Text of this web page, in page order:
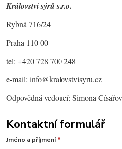
Království sýrů s.r.o.
Rybná 716/24
Praha 110 00
tel: +420 728 700 248
e-mail: info@kralovstvisyru.cz
Odpovědná vedoucí: Simona
Kontaktní formulář
Jméno a příjmení*